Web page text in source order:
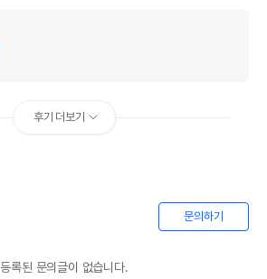
후기 더보기
문의하기
등록된 문의글이 없습니다.